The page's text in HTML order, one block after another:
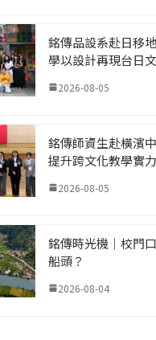
銘傳品設系赴日移
學以設計再現台日
2026-08-05
銘傳師資生赴橫濱
提升跨文化教學實力
2026-08-05
銘傳時光機｜校門
船頭？
2026-08-04